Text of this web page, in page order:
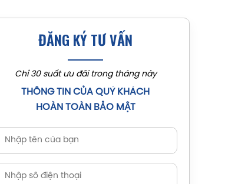
ĐĂNG KÝ TƯ VẤN
Chỉ 30 suất ưu đãi trong tháng này
THÔNG TIN CỦA QUÝ KHÁCH
HOÀN TOÀN BẢO MẬT